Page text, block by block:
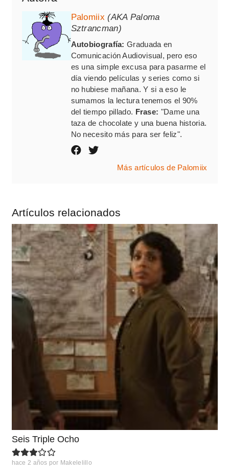
Palomiix (AKA Paloma
Sztrancman)
Autobiografía: Graduada en
Comunicación Audiovisual, pero eso
es una simple excusa para pasarme el
día viendo películas y series como si
no hubiese mañana. Y si a eso le
sumamos la lectura tenemos el 90%
del tiempo pillado. Frase: "Dame una
taza de chocolate y una buena historia.
No necesito más para ser feliz".
Más artículos de Palomiix
Artículos relacionados
Seis Triple Ocho
hace 2 años por Makelelillo